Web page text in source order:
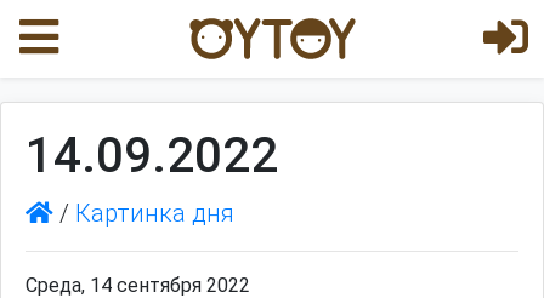
14.09.2022
/ Картинка дня
Среда, 14 сентября 2022